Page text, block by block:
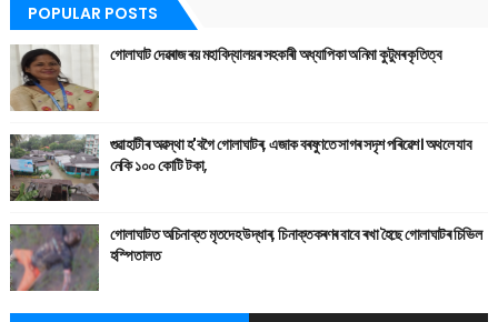
POPULAR POSTS
গোলাঘাট দেৱৰাজ ৰয় মহাবিদ্যালয়ৰ সহকাৰী অধ্যাপিকা অনিমা কুটুমৰ কৃতিত্ব
গুৱাহাটীৰ অৱস্থা হ'বগৈ গোলাঘাটৰ, এজাক বৰষুণতে সাগৰ সদৃশ পৰিৱেশ। অথলে যাব
নেকি ১০০ কোটি টকা,
গোলাঘাটত অচিনাক্ত মৃতদেহ উদ্ধাৰ, চিনাক্তকৰণৰ বাবে ৰখা হৈছে গোলাঘাটৰ চিভিল
হস্পিতালত